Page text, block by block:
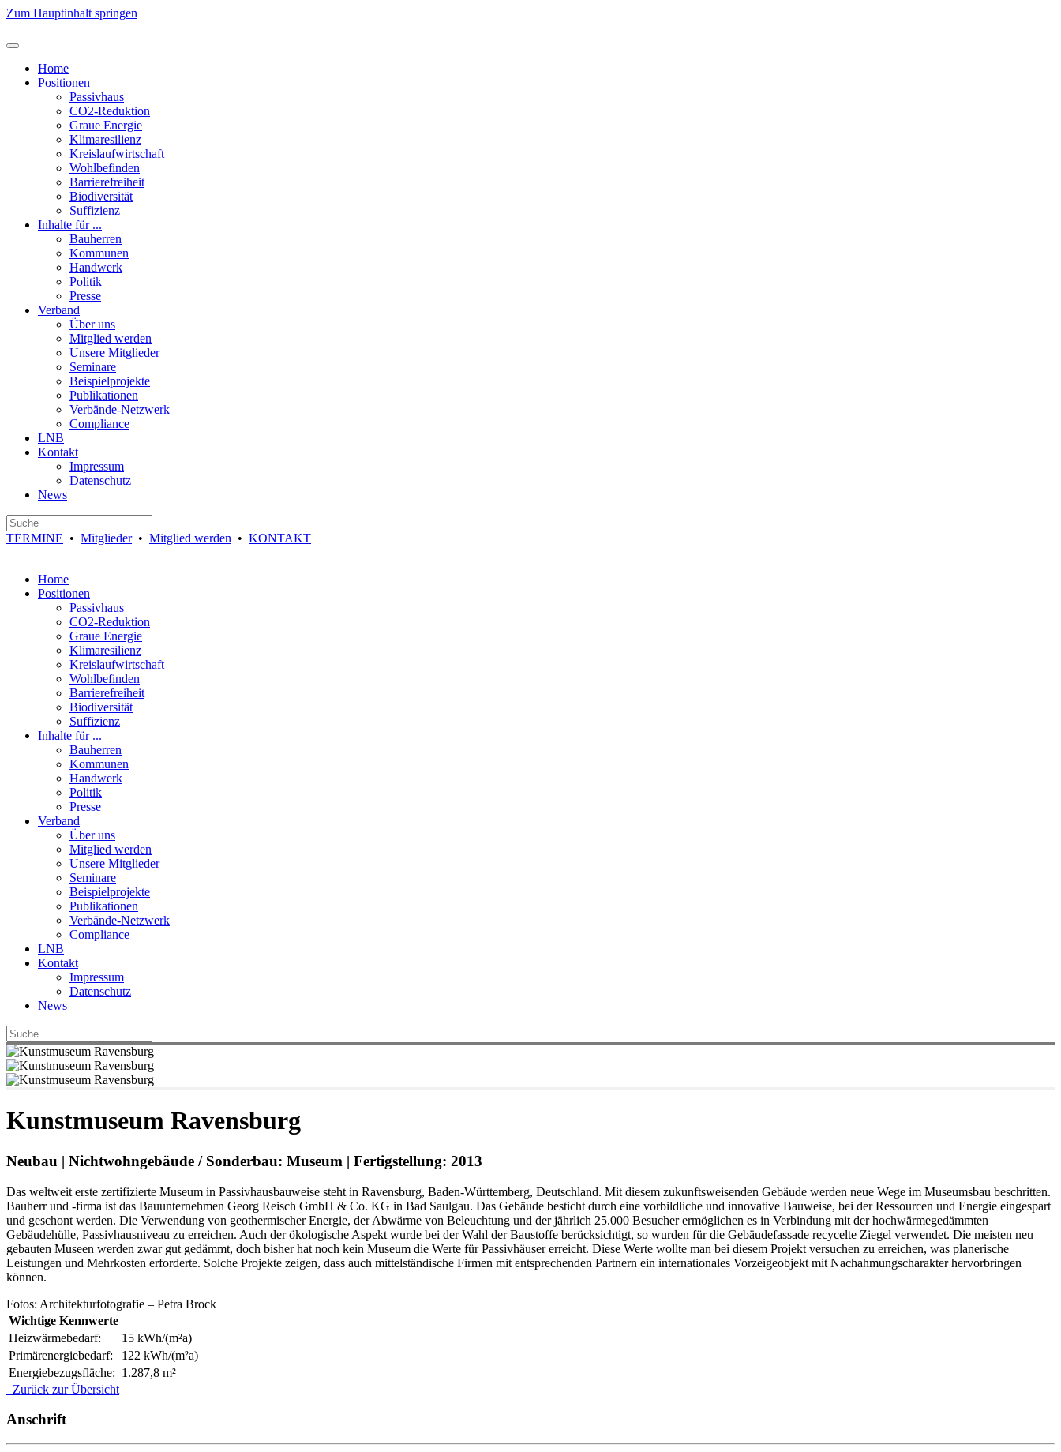
Zum Hauptinhalt springen
Home
Positionen
Passivhaus
CO2-Reduktion
Graue Energie
Klimaresilienz
Kreislaufwirtschaft
Wohlbefinden
Barrierefreiheit
Biodiversität
Suffizienz
Inhalte für ...
Bauherren
Kommunen
Handwerk
Politik
Presse
Verband
Über uns
Mitglied werden
Unsere Mitglieder
Seminare
Beispielprojekte
Publikationen
Verbände-Netzwerk
Compliance
LNB
Kontakt
Impressum
Datenschutz
News
TERMINE • Mitglieder• Mitglied werden • KONTAKT
Home
Positionen
Passivhaus
CO2-Reduktion
Graue Energie
Klimaresilienz
Kreislaufwirtschaft
Wohlbefinden
Barrierefreiheit
Biodiversität
Suffizienz
Inhalte für ...
Bauherren
Kommunen
Handwerk
Politik
Presse
Verband
Über uns
Mitglied werden
Unsere Mitglieder
Seminare
Beispielprojekte
Publikationen
Verbände-Netzwerk
Compliance
LNB
Kontakt
Impressum
Datenschutz
News
Kunstmuseum Ravensburg
Neubau | Nichtwohngebäude / Sonderbau: Museum | Fertigstellung: 2013
Das weltweit erste zertifizierte Museum in Passivhausbauweise steht in Ravensburg, Baden-Württemberg, Deutschland. Mit diesem zukunftsweisenden Gebäude werden neue Wege im Museumsbau beschritten.
Bauherr und -firma ist das Bauunternehmen Georg Reisch GmbH & Co. KG in Bad Saulgau. Das Gebäude besticht durch eine vorbildliche und innovative Bauweise, bei der Ressourcen und Energie eingespart
und geschont werden. Die Verwendung von geothermischer Energie, der Abwärme von Beleuchtung und der jährlich 25.000 Besucher ermöglichen es in Verbindung mit der hochwärmegedämmten
Gebäudehülle, Passivhausniveau zu erreichen. Auch der ökologische Aspekt wurde bei der Wahl der Baustoffe berücksichtigt, so wurden für die Gebäudefassade recycelte Ziegel verwendet. Die meisten neu
gebauten Museen werden zwar gut gedämmt, doch bisher hat noch kein Museum die Werte für Passivhäuser erreicht. Diese Werte wollte man bei diesem Projekt versuchen zu erreichen, was planerische
Leistungen und Mehrkosten erforderte. Solche Projekte zeigen, dass auch mittelständische Firmen mit entsprechenden Partnern ein internationales Vorzeigeobjekt mit Nachahmungscharakter hervorbringen
können.
Fotos: Architekturfotografie – Petra Brock
Wichtige Kennwerte
Heizwärmebedarf:
15 kWh/(m²a)
Primärenergiebedarf:
122 kWh/(m²a)
Energiebezugsfläche: 1.287,8 m²
Zurück zur Übersicht
Anschrift